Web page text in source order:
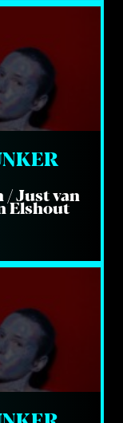
/ Just van
Elshout